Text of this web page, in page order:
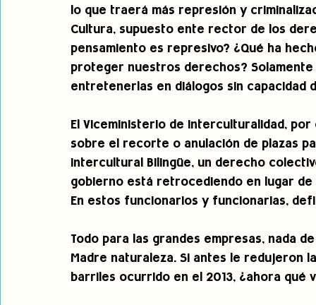
lo que traerá más represión y
Cultura, supuesto ente rector de los
pensamiento es represivo? ¿Qué ha
proteger nuestros derechos?
entretenerlas en diálogos sin capacidad
El Viceministerio de Interculturalidad,
sobre el recorte o anulación de plazas
Intercultural Bilingüe, un derecho
gobierno está retrocediendo en lugar
En estos funcionarios y funcionarias,
Todo para las grandes empresas, nada
Madre naturaleza. Si antes le redujeron
barriles ocurrido en el 2013, ¿ahora qué